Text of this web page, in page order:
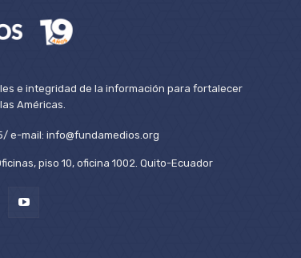
e integridad de la información para fortalecer
Américas.
e-mail: info@fundamedios.org
piso 10, oficina 1002. Quito-Ecuador